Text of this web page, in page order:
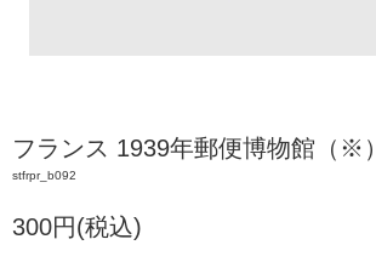
フランス 1939年郵便博物館（※）
stfrpr_b092
300円(税込)